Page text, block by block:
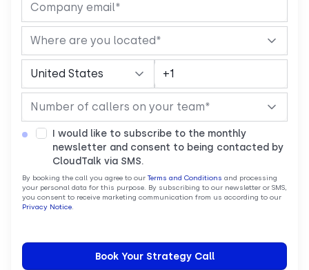
I would like to subscribe to the monthly
newsletter and consent to being contacted by
CloudTalk via SMS.
By booking the call you agree to our Terms and Conditions and processing
your personal data for this purpose. By subscribing to our newsletter or SMS,
you consent to receive marketing communication from us according to our
Privacy Notice